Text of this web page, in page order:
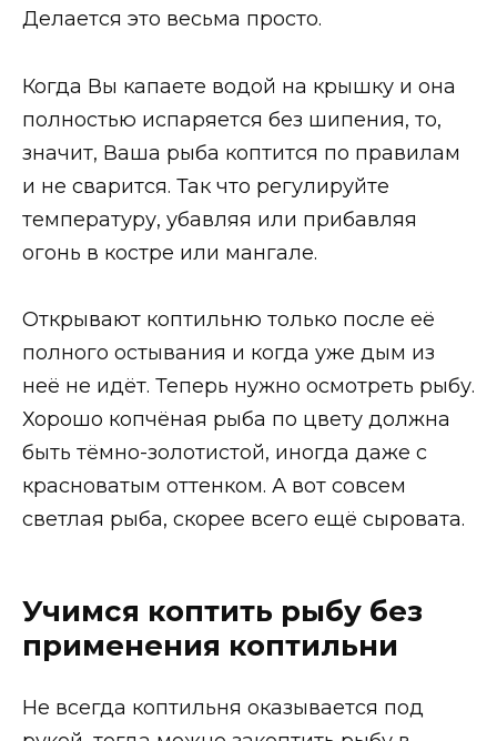
Делается это весьма просто.
Когда Вы капаете водой на крышку и она
полностью испаряется без шипения, то,
значит, Ваша рыба коптится по правилам
и не сварится. Так что регулируйте
температуру, убавляя или прибавляя
огонь в костре или мангале.
Открывают коптильню только после её
полного остывания и когда уже дым из
неё не идёт. Теперь нужно осмотреть рыбу.
Хорошо копчёная рыба по цвету должна
быть тёмно-золотистой, иногда даже с
красноватым оттенком. А вот совсем
светлая рыба, скорее всего ещё сыровата.
Учимся коптить рыбу без
применения коптильни
Не всегда коптильня оказывается под